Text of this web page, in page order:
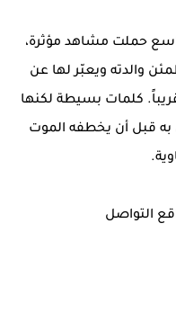
حملت مشاهد مؤثرة،
والدته ويعبّر لها عن
كلمات بسيطة لكنها
به قبل أن يخطفه الموت
التواصل